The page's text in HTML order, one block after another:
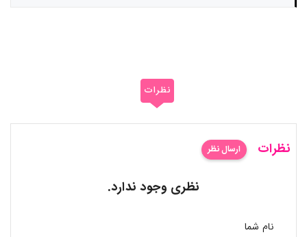
نظرات
نظرات ارسال نظر
نظری وجود ندارد.
نام شما